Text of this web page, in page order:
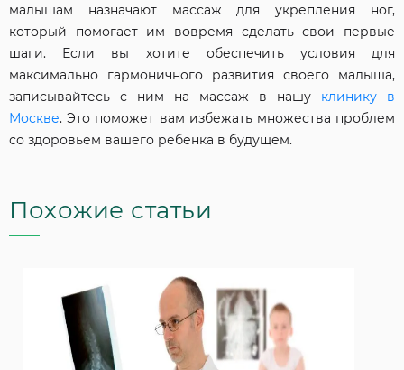
малышам назначают массаж для укрепления ног,
который помогает им вовремя сделать свои первые
шаги. Если вы хотите обеспечить условия для
максимально гармоничного развития своего малыша,
записывайтесь с ним на массаж в нашу клинику в
Москве. Это поможет вам избежать множества проблем
со здоровьем вашего ребенка в будущем.
Похожие статьи